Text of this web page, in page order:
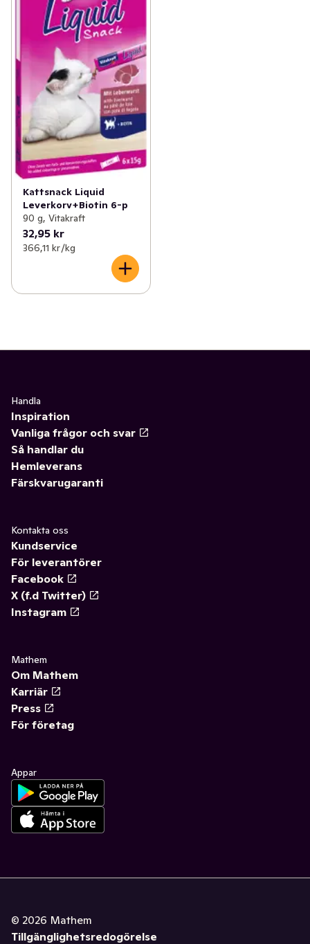
Kattsnack Liquid
Leverkorv+Biotin 6-p
90 g, Vitakraft
32,95 kr
366,11 kr /kg
Handla
Inspiration
Vanliga frågor och svar
Så handlar du
Hemleverans
Färskvarugaranti
Kontakta oss
Kundservice
För leverantörer
Facebook
X (f.d Twitter)
Instagram
Mathem
Om Mathem
Karriär
Press
För företag
Appar
© 2026 Mathem
Tillgänglighetsredogörelse